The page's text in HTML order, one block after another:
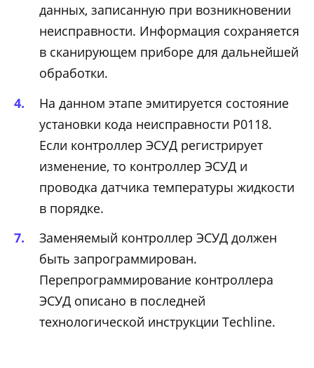
данных, записанную при возникновении
неисправности. Информация сохраняется
в сканирующем приборе для дальнейшей
обработки.
На данном этапе эмитируется состояние
установки кода неисправности Р0118.
Если контроллер ЭСУД регистрирует
изменение, то контроллер ЭСУД и
проводка датчика температуры жидкости
в порядке.
Заменяемый контроллер ЭСУД должен
быть запрограммирован.
Перепрограммирование контроллера
ЭСУД описано в последней
технологической инструкции Techline.